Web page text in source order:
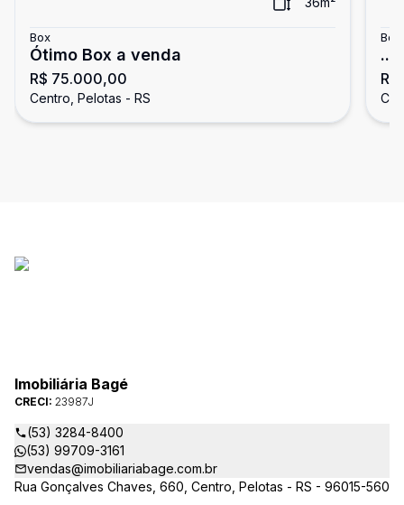
Box
Ótimo Box a venda
R$ 75.000,00
Centro, Pelotas - RS
Box
...
Imobiliária Bagé
CRECI: 23987J
(53) 3284-8400
(53) 99709-3161
vendas@imobiliariabage.com.br
Rua Gonçalves Chaves, 660, Centro, Pelotas - RS - 96015-560